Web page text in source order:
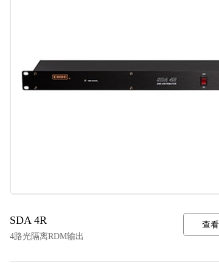
SDA 4R
4路光隔离RDM输出
查